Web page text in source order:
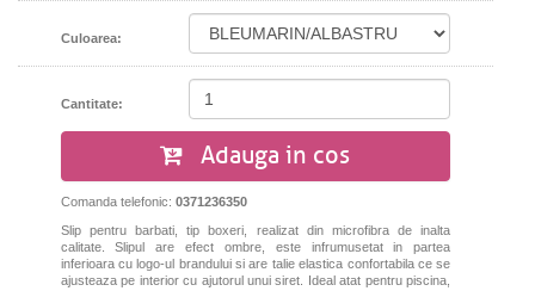
Culoarea:
Cantitate:
Adauga in cos
Comanda telefonic: 0371236350
Slip pentru barbati, tip boxeri, realizat din microfibra de inalta
calitate. Slipul are efect ombre, este infrumusetat in partea
inferioara cu logo-ul brandului si are talie elastica confortabila ce se
ajusteaza pe interior cu ajutorul unui siret. Ideal atat pentru piscina,